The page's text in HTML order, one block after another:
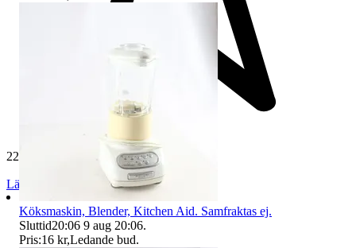
229 637 omdömen
Läs omdömen
Köksmaskin, Blender, Kitchen Aid. Samfraktas ej.
Sluttid20:06 9 aug 20:06.
Pris:16 kr,Ledande bud.